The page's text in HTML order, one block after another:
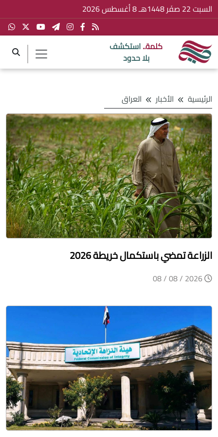
السبت 22 صفَر 1448هـ 8 أغسطس 2026
كلمة..استكشف
بلا حدود
الرئيسية الأخبار العراق
الزراعة تمضي باستكمال خريطة 2026